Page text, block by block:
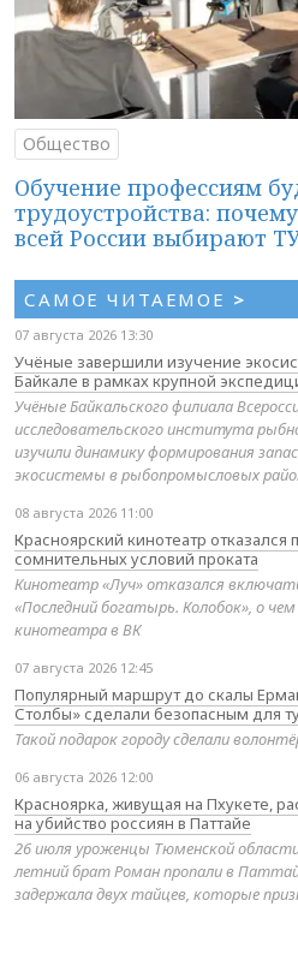
Общество
Обучение профессиям
трудоустройства:
всей России выбирают
САМОЕ ЧИТАЕМОЕ >
07 августа 2026 13:30
Учёные завершили изучение
Байкале в рамках крупной
Учёные Байкальского филиала
исследовательского института
изучили динамику формирования
экосистемы в рыбопромысловых
08 августа 2026 11:00
Красноярский кинотеатр отказался
сомнительных условий проката
Кинотеатр «Луч» отказался
«Последний богатырь. Колобок», о
кинотеатра в ВК
07 августа 2026 12:45
Популярный маршрут до скалы
Столбы» сделали безопасным для
Такой подарок городу сделали
06 августа 2026 12:00
Красноярка, живущая на Пхукете,
на убийство россиян в Паттайе
26 июля уроженцы Тюменской
летний брат Роман пропали в
задержала двух тайцев, которые